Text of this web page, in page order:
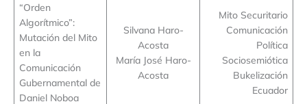
“Orden
Algorítmico”:
Mutación del Mito
en la
Comunicación
Gubernamental de
Daniel Noboa
Silvana Haro-
Acosta
María José Haro-
Acosta
Mito Securitario
Comunicación
Política
Sociosemiótica
Bukelización
Ecuador